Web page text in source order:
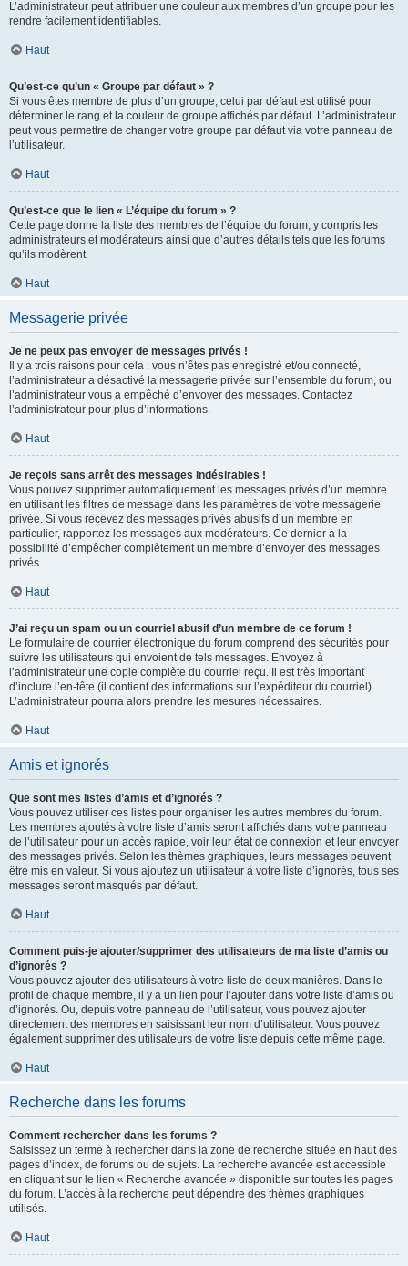
L’administrateur peut attribuer une couleur aux membres d’un groupe pour les
rendre facilement identifiables.
Haut
Qu’est-ce qu’un « Groupe par défaut » ?
Si vous êtes membre de plus d’un groupe, celui par défaut est utilisé pour
déterminer le rang et la couleur de groupe affichés par défaut. L’administrateur
peut vous permettre de changer votre groupe par défaut via votre panneau de
l’utilisateur.
Haut
Qu’est-ce que le lien « L’équipe du forum » ?
Cette page donne la liste des membres de l’équipe du forum, y compris les
administrateurs et modérateurs ainsi que d’autres détails tels que les forums
qu’ils modèrent.
Haut
Messagerie privée
Je ne peux pas envoyer de messages privés !
Il y a trois raisons pour cela : vous n’êtes pas enregistré et/ou connecté,
l’administrateur a désactivé la messagerie privée sur l’ensemble du forum, ou
l’administrateur vous a empêché d’envoyer des messages. Contactez
l’administrateur pour plus d’informations.
Haut
Je reçois sans arrêt des messages indésirables !
Vous pouvez supprimer automatiquement les messages privés d’un membre
en utilisant les filtres de message dans les paramètres de votre messagerie
privée. Si vous recevez des messages privés abusifs d’un membre en
particulier, rapportez les messages aux modérateurs. Ce dernier a la
possibilité d’empêcher complètement un membre d’envoyer des messages
privés.
Haut
J’ai reçu un spam ou un courriel abusif d’un membre de ce forum !
Le formulaire de courrier électronique du forum comprend des sécurités pour
suivre les utilisateurs qui envoient de tels messages. Envoyez à
l’administrateur une copie complète du courriel reçu. Il est très important
d’inclure l’en-tête (il contient des informations sur l’expéditeur du courriel).
L’administrateur pourra alors prendre les mesures nécessaires.
Haut
Amis et ignorés
Que sont mes listes d’amis et d’ignorés ?
Vous pouvez utiliser ces listes pour organiser les autres membres du forum.
Les membres ajoutés à votre liste d’amis seront affichés dans votre panneau
de l’utilisateur pour un accès rapide, voir leur état de connexion et leur envoyer
des messages privés. Selon les thèmes graphiques, leurs messages peuvent
être mis en valeur. Si vous ajoutez un utilisateur à votre liste d’ignorés, tous ses
messages seront masqués par défaut.
Haut
Comment puis-je ajouter/supprimer des utilisateurs de ma liste d’amis ou
d’ignorés ?
Vous pouvez ajouter des utilisateurs à votre liste de deux manières. Dans le
profil de chaque membre, il y a un lien pour l’ajouter dans votre liste d’amis ou
d’ignorés. Ou, depuis votre panneau de l’utilisateur, vous pouvez ajouter
directement des membres en saisissant leur nom d’utilisateur. Vous pouvez
également supprimer des utilisateurs de votre liste depuis cette même page.
Haut
Recherche dans les forums
Comment rechercher dans les forums ?
Saisissez un terme à rechercher dans la zone de recherche située en haut des
pages d’index, de forums ou de sujets. La recherche avancée est accessible
en cliquant sur le lien « Recherche avancée » disponible sur toutes les pages
du forum. L’accès à la recherche peut dépendre des thèmes graphiques
utilisés.
Haut